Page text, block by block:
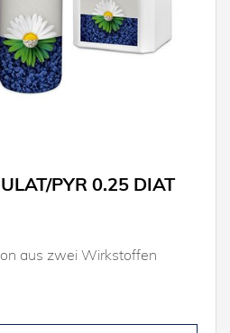
PYR 0.25 DIAT
aus zwei Wirkstoffen